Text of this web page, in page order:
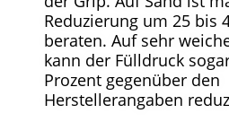
Reduzierung um 25 bis
beraten. Auf sehr
kann der Fülldruck
Prozent gegenüber den
Herstellerangaben